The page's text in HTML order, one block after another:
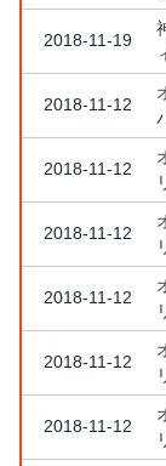
2018-11-19
2018-11-12
2018-11-12
2018-11-12
2018-11-12
2018-11-12
2018-11-12